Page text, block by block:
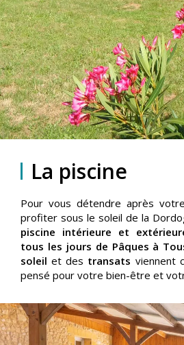
La piscine
Pour vous détendre après
profiter sous le soleil de la
piscine intérieure et
tous les jours de Pâques à
soleil et des transats viennent
pensé pour votre bien-être et